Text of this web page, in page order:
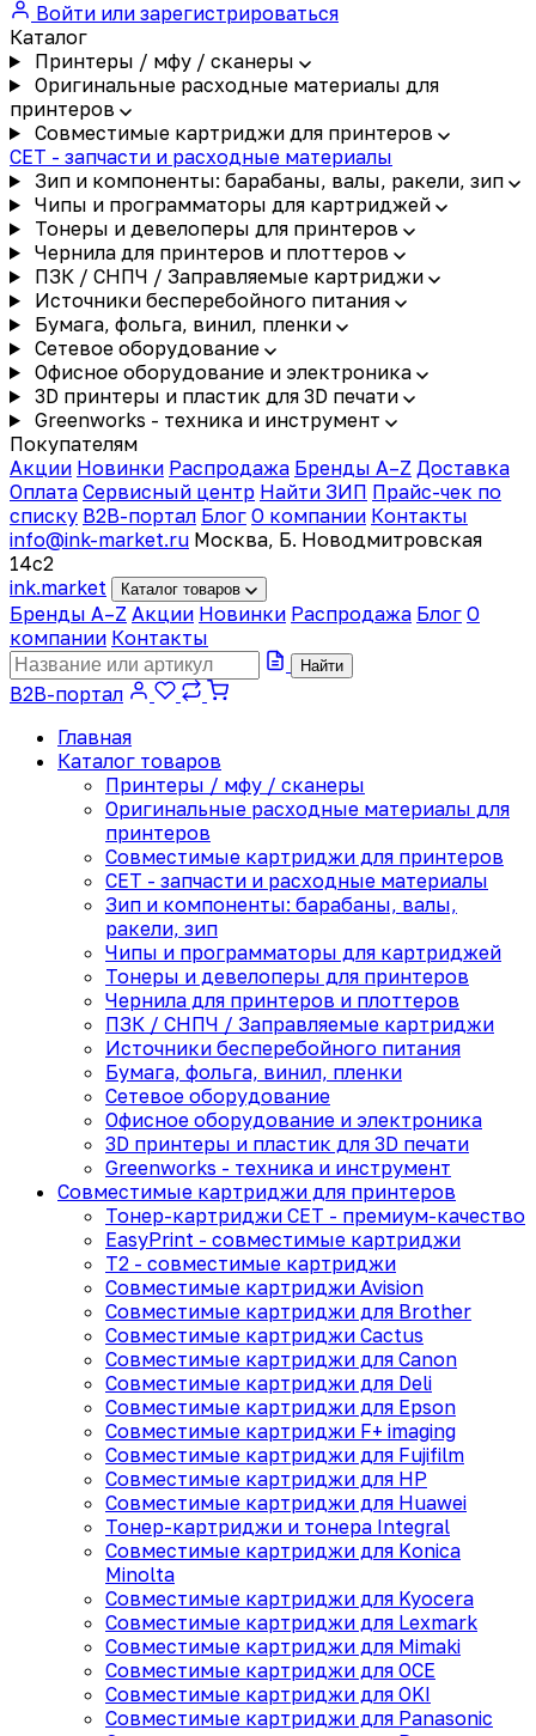
Войти или зарегистрироваться
Каталог
Принтеры / мфу / сканеры
Оригинальные расходные материалы для
принтеров
Совместимые картриджи для принтеров
CET - запчасти и расходные материалы
Зип и компоненты: барабаны, валы, ракели, зип
Чипы и программаторы для картриджей
Тонеры и девелоперы для принтеров
Чернила для принтеров и плоттеров
ПЗК / СНПЧ / Заправляемые картриджи
Источники бесперебойного питания
Бумага, фольга, винил, пленки
Сетевое оборудование
Офисное оборудование и электроника
3D принтеры и пластик для 3D печати
Greenworks - техника и инструмент
Покупателям
Акции Новинки Распродажа Бренды A–Z Доставка
Оплата Сервисный центр Найти ЗИП Прайс-чек по
списку B2B-портал Блог О компании Контакты
info@ink-market.ru Москва, Б. Новодмитровская
14с2
ink.market Каталог товаров
Бренды A–Z Акции Новинки Распродажа Блог О
компании Контакты
Найти
B2B-портал
Главная
Каталог товаров
Принтеры / мфу / сканеры
Оригинальные расходные материалы для
принтеров
Совместимые картриджи для принтеров
CET - запчасти и расходные материалы
Зип и компоненты: барабаны, валы,
ракели, зип
Чипы и программаторы для картриджей
Тонеры и девелоперы для принтеров
Чернила для принтеров и плоттеров
ПЗК / СНПЧ / Заправляемые картриджи
Источники бесперебойного питания
Бумага, фольга, винил, пленки
Сетевое оборудование
Офисное оборудование и электроника
3D принтеры и пластик для 3D печати
Greenworks - техника и инструмент
Совместимые картриджи для принтеров
Тонер-картриджи CET - премиум-качество
EasyPrint - cовместимые картриджи
T2 - совместимые картриджи
Совместимые картриджи Avision
Совместимые картриджи для Brother
Совместимые картриджи Cactus
Совместимые картриджи для Canon
Совместимые картриджи для Deli
Совместимые картриджи для Epson
Совместимые картриджи F+ imaging
Совместимые картриджи для Fujifilm
Совместимые картриджи для HP
Совместимые картриджи для Huawei
Тонер-картриджи и тонера Integral
Совместимые картриджи для Konica
Minolta
Совместимые картриджи для Kyocera
Совместимые картриджи для Lexmark
Совместимые картриджи для Mimaki
Совместимые картриджи для OCE
Совместимые картриджи для OKI
Совместимые картриджи для Panasonic